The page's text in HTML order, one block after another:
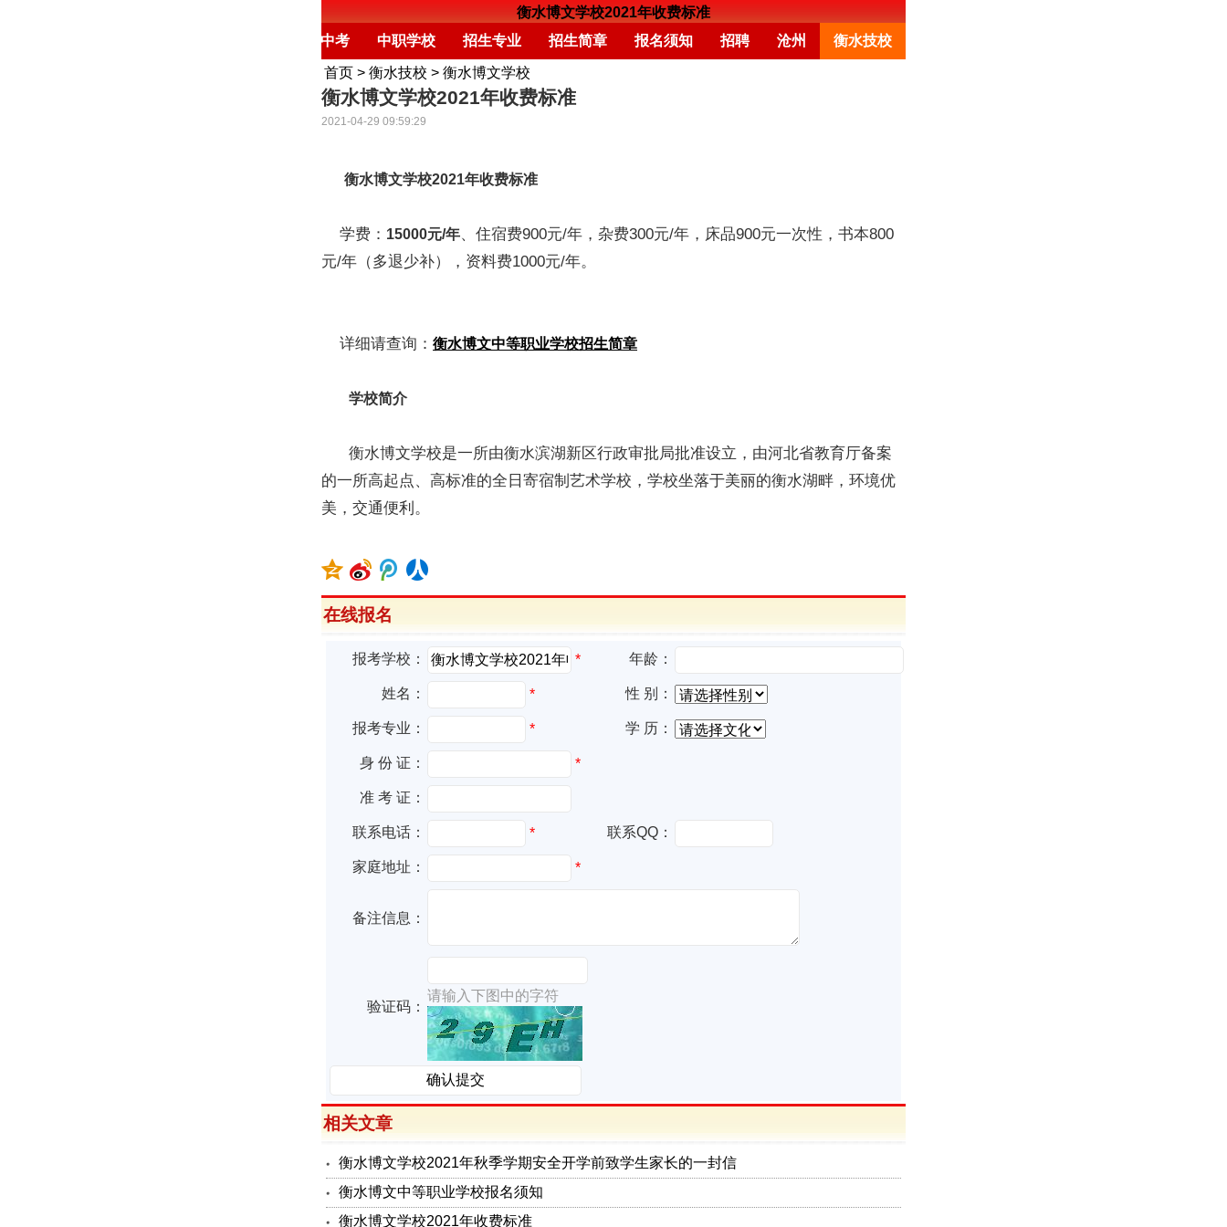
衡水博文学校2021年收费标准
石家庄中考 中职学校 招生专业 招生简章 报名须知 招聘 沧州 衡水技校
首页 > 衡水技校 > 衡水博文学校
衡水博文学校2021年收费标准
2021-04-29 09:59:29
衡水博文学校2021年收费标准
学费： 15000元/年、住宿费900元/年，杂费300元/年，床品900元一次性，书本800
元/年（多退少补），资料费1000元/年。
详细请查询： 衡水博文中等职业学校招生简章
学校简介
衡水博文学校是一所由衡水滨湖新区行政审批局批准设立，由河北省教育厅备案
的一所高起点、高标准的全日寄宿制艺术学校，学校坐落于美丽的衡水湖畔，环境优
美，交通便利。
在线报名
报考学校： * 年龄：
姓名： * 性 别：
报考专业： * 学 历：
身 份 证： *
准 考 证：
联系电话： * 联系QQ：
家庭地址： *
备注信息：
验证码：
请输入下图中的字符
相关文章
衡水博文学校2021年秋季学期安全开学前致学生家长的一封信
衡水博文中等职业学校报名须知
衡水博文学校2021年收费标准